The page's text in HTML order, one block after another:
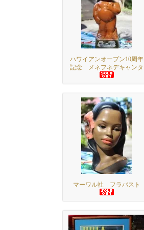
ハワイアンオープン10周年
記念 メネフネデキャンタ
マーワル社 フラバスト